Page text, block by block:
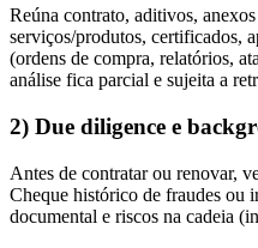
Reúna contrato, aditivos,
serviços/produtos, certificados,
(ordens de compra, relatórios,
análise fica parcial e sujeita a
2) Due diligence e
Antes de contratar ou renovar,
Cheque histórico de fraudes ou
documental e riscos na cadeia